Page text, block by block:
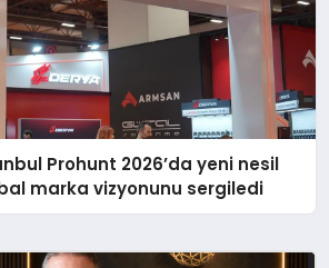
Prohunt 2026’da yeni nesil
marka vizyonunu sergiledi